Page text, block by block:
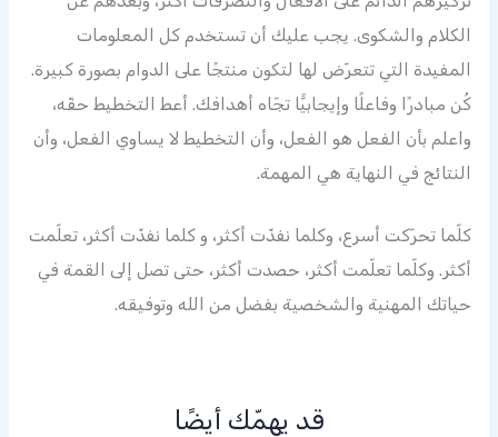
الكلام والشكوى. يجب عليك أن تستخدم كل المعلومات
المفيدة التي تتعرّض لها لتكون منتجًا على الدوام بصورة كبيرة.
كُن مبادرًا وفاعلًا وإيجابيًّا تجّاه أهدافك. أعط التخطيط حقّه،
واعلم بأن الفعل هو الفعل، وأن التخطيط لا يساوي الفعل، وأن
النتائج في النهاية هي المهمة.
كلّما تحرّكت أسرع، وكلما نفذّت أكثر، و كلما نفذّت أكثر، تعلّمت
أكثر. وكلّما تعلّمت أكثر، حصدت أكثر، حتى تصل إلى القمة في
حياتك المهنية والشخصية بفضل من الله وتوفيقه.
قد يهمّك أيضًا